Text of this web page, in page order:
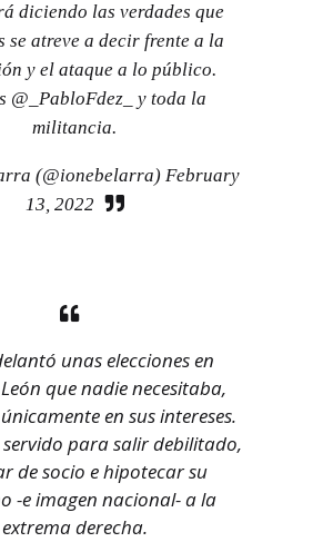
diciendo las verdades que
se atreve a decir frente a la
y el ataque a lo público.
@_PabloFdez_
y toda la
militancia.
(@ionebelarra) February
13, 2022
unas elecciones en
que nadie necesitaba,
en sus intereses.
para salir debilitado,
de socio e hipotecar su
-e imagen nacional- a la
extrema derecha.